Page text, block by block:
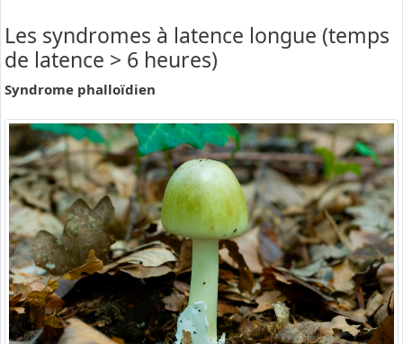
Les syndromes à latence longue (temps
de latence > 6 heures)
Syndrome phalloïdien